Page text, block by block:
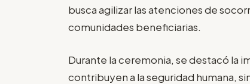
busca agilizar las atenciones de
comunidades beneficiarias.
Durante la ceremonia, se destacó la
contribuyen a la seguridad humana,